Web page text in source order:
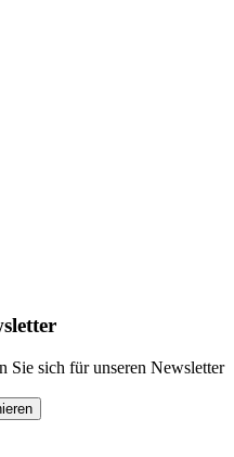
Sie sich für unseren Newsletter